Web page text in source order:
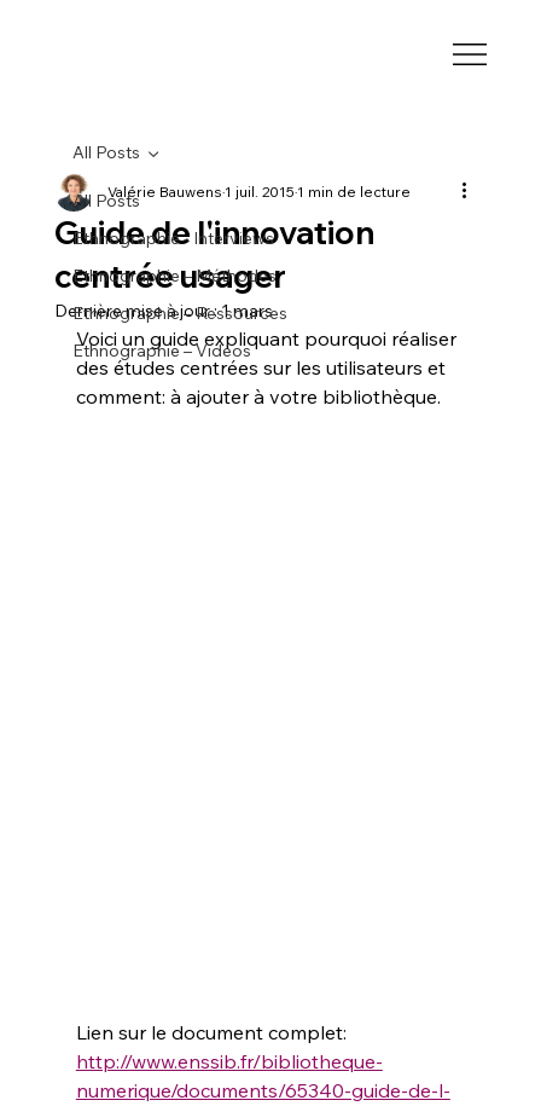
All Posts
Ethnographie - Interviews
Ethnographie – Méthodes
Ethnographie – Ressources
Ethnographie – Vidéos
All Posts
Guide de l'innovation
centrée usager
Valérie Bauwens1 juil. 20151 min de lecture
Dernière mise à jour :1 mars
Voici un guide expliquant pourquoi réaliser
des études centrées sur les utilisateurs et
comment: à ajouter à votre bibliothèque.
Lien sur le document complet:
http://www.enssib.fr/bibliotheque-
numerique/documents/65340-guide-de-l-